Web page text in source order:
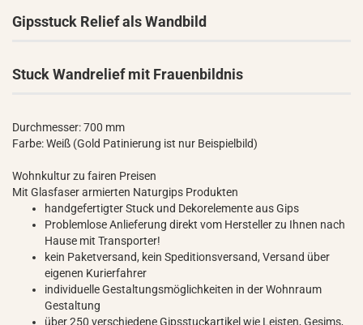
Gipsstuck Relief als Wandbild
Stuck Wandrelief mit Frauenbildnis
Durchmesser: 700 mm
Farbe: Weiß (Gold Patinierung ist nur Beispielbild)
Wohnkultur zu fairen Preisen
Mit Glasfaser armierten Naturgips Produkten
handgefertigter Stuck und Dekorelemente aus Gips
Problemlose Anlieferung direkt vom Hersteller zu Ihnen nach
Hause mit Transporter!
kein Paketversand, kein Speditionsversand, Versand über
eigenen Kurierfahrer
individuelle Gestaltungsmöglichkeiten in der Wohnraum
Gestaltung
über 250 verschiedene Gipsstuckartikel wie Leisten, Gesims,